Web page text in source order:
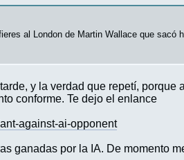
al London de Martin Wallace que
y la verdad que repetí,
conforme. Te dejo el enlance
against-ai-opponent
ganadas por la IA. De momento